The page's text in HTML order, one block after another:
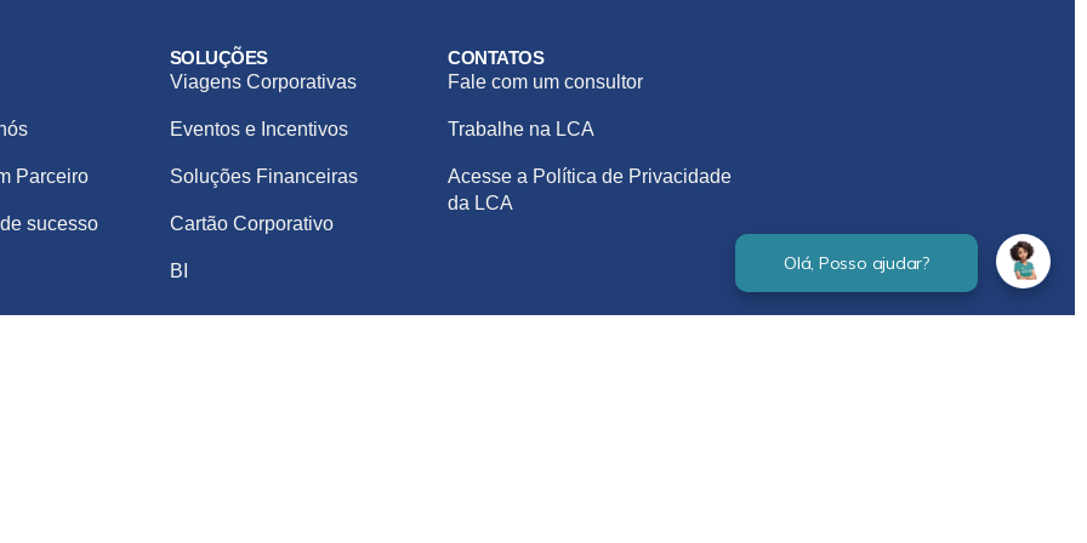
Parceiro
sucesso
SOLUÇÕES
Viagens Corporativas
Eventos e Incentivos
Soluções Financeiras
Cartão Corporativo
BI
CONTATOS
Fale com um consultor
Trabalhe na LCA
Acesse a Política de Privacidade
da LCA